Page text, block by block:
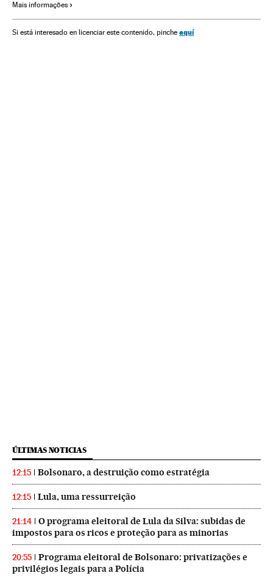
Atentado Paris 13 N
Estado Islâmico Paris Atentados mortais Tiroteios
Mais informações
Si está interesado en licenciar este contenido, pinche aquí
ÚLTIMAS NOTICIAS
12:15 Bolsonaro, a destruição como estratégia
12:15 Lula, uma ressurreição
21:14
O programa eleitoral de Lula da Silva: subidas de
impostos para os ricos e proteção para as minorias
20:55
Programa eleitoral de Bolsonaro: privatizações e
privilégios legais para a Polícia